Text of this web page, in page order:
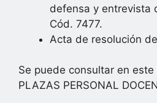
defensa y entrevista
Cód. 7477.
Acta de resolución
Se puede consultar en
PLAZAS PERSONAL